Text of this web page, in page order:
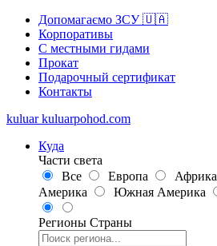
Допомагаємо ЗСУ 🇺🇦
Корпоративы
С местными гидами
Прокат
Подарочный сертификат
Контакты
kuluar kuluarpohod.com
Куда
Части света
Все
Европа Африка
Америка
Южная Америка
Регионы Страны